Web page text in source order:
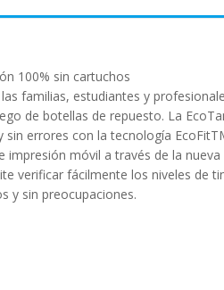
100% sin cartuchos
familias, estudiantes y
de botellas de repuesto. La
errores con la tecnología
móvil a través de la
verificar fácilmente los niveles de
y sin preocupaciones.